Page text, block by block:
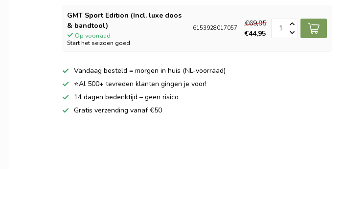
GMT Sport Edition (Incl. luxe doos
& bandtool)
Op voorraad
Start het seizoen goed
6153928017057
€69,95
€44,95
Vandaag besteld = morgen in huis (NL-voorraad)
⭐Al 500+ tevreden klanten gingen je voor!
14 dagen bedenktijd – geen risico
Gratis verzending vanaf €50